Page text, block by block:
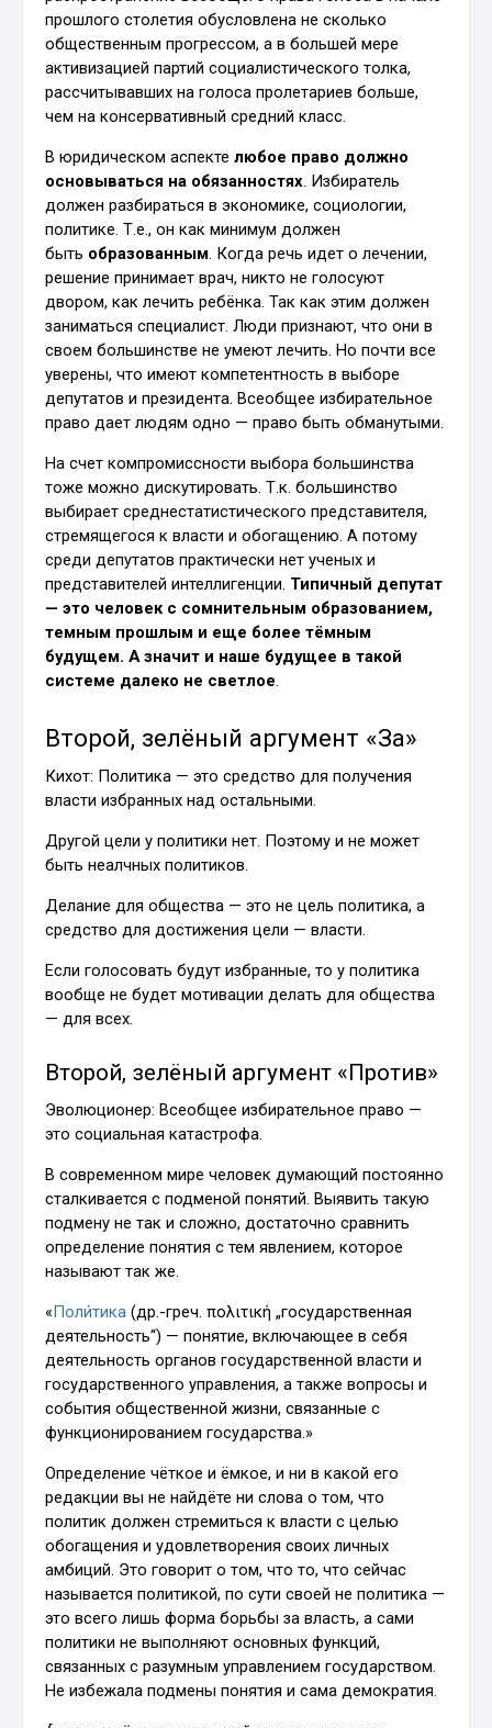
прошлого столетия обусловлена не сколько
общественным прогрессом, а в большей мере
активизацией партий социалистического толка,
рассчитывавших на голоса пролетариев больше,
чем на консервативный средний класс.
В юридическом аспектелюбое право должно
основываться на обязанностях. Избиратель
должен разбираться в экономике, социологии,
политике. Т.е., он как минимум должен
быть образованным. Когда речь идет о лечении,
решение принимает врач, никто не голосуют
двором, как лечить ребёнка. Так как этим должен
заниматься специалист. Люди признают, что они в
своем большинстве не умеют лечить. Но почти все
уверены, что имеют компетентность в выборе
депутатов и президента. Всеобщее избирательное
право дает людям одно — право быть обманутыми.
На счет компромиссности выбора большинства
тоже можно дискутировать. Т.к. большинство
выбирает среднестатистического представителя,
стремящегося к власти и обогащению. А потому
среди депутатов практически нет ученых и
представителей интеллигенции. Типичный депутат
— это человек с сомнительным образованием,
темным прошлым и еще более тёмным
будущем. А значит и наше будущее в такой
системе далеко не светлое.
Второй, зелёный аргумент «За»
Кихот: Политика — это средство для получения
власти избранных над остальными.
Другой цели у политики нет. Поэтому и не может
быть неалчных политиков.
Делание для общества — это не цель политика, а
средство для достижения цели — власти.
Если голосовать будут избранные, то у политика
вообще не будет мотивации делать для общества
— для всех.
Второй, зелёный аргумент «Против»
Эволюционер: Всеобщее избирательное право —
это социальная катастрофа.
В современном мире человек думающий постоянно
сталкивается с подменой понятий. Выявить такую
подмену не так и сложно, достаточно сравнить
определение понятия с тем явлением, которое
называют так же.
«Поли́тика (др.-греч. πολιτική „государственная
деятельность“) — понятие, включающее в себя
деятельность органов государственной власти и
государственного управления, а также вопросы и
события общественной жизни, связанные с
функционированием государства.»
Определение чёткое и ёмкое, и ни в какой его
редакции вы не найдёте ни слова о том, что
политик должен стремиться к власти с целью
обогащения и удовлетворения своих личных
амбиций. Это говорит о том, что то, что сейчас
называется политикой, по сути своей не политика —
это всего лишь форма борьбы за власть, а сами
политики не выполняют основных функций,
связанных с разумным управлением государством.
Не избежала подмены понятия и сама демократия.